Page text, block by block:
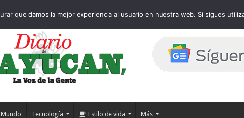
Mundo Tecnología Estilo de vida Más
que damos la mejor experiencia al usuario en nuestra web. Si sigues